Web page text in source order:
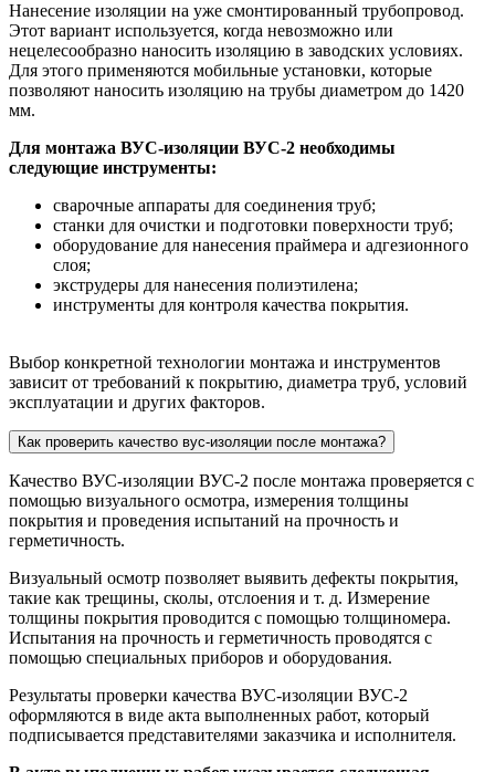
Нанесение изоляции на уже смонтированный трубопровод.
Этот вариант используется, когда невозможно или
нецелесообразно наносить изоляцию в заводских условиях.
Для этого применяются мобильные установки, которые
позволяют наносить изоляцию на трубы диаметром до 1420
мм.
Для монтажа ВУС-изоляции ВУС-2 необходимы
следующие инструменты:
сварочные аппараты для соединения труб;
станки для очистки и подготовки поверхности труб;
оборудование для нанесения праймера и адгезионного
слоя;
экструдеры для нанесения полиэтилена;
инструменты для контроля качества покрытия.
Выбор конкретной технологии монтажа и инструментов
зависит от требований к покрытию, диаметра труб, условий
эксплуатации и других факторов.
Как проверить качество вус-изоляции после монтажа?
Качество ВУС-изоляции ВУС-2 после монтажа проверяется с
помощью визуального осмотра, измерения толщины
покрытия и проведения испытаний на прочность и
герметичность.
Визуальный осмотр позволяет выявить дефекты покрытия,
такие как трещины, сколы, отслоения и т. д. Измерение
толщины покрытия проводится с помощью толщиномера.
Испытания на прочность и герметичность проводятся с
помощью специальных приборов и оборудования.
Результаты проверки качества ВУС-изоляции ВУС-2
оформляются в виде акта выполненных работ, который
подписывается представителями заказчика и исполнителя.